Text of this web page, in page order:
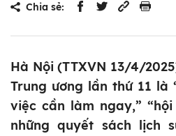
Chia sẻ:
Hà Nội (TTXVN 13/4/
Trung ương lần thứ 11 là
việc cần làm ngay,”
những quyết sách lịch